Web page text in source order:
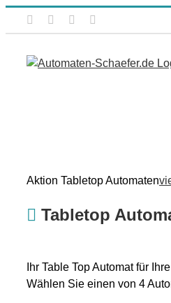
FacebookInstagram
Xing
Mail
Aktion Tabletop Automaten
Tabletop
Ihr Table Top Automat für
Wählen Sie einen von 4